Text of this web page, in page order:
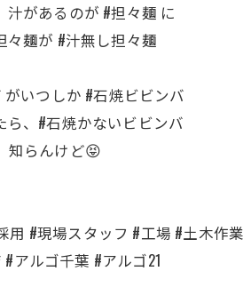
汁があるのが #担々麺 に
々麺が #汁無し担々麺
いつしか #石焼ビビンバ
ら、#石焼かないビビンバ
知らんけど😝
用 #現場スタッフ #工場 #土木作
アルゴ千葉 #アルゴ21